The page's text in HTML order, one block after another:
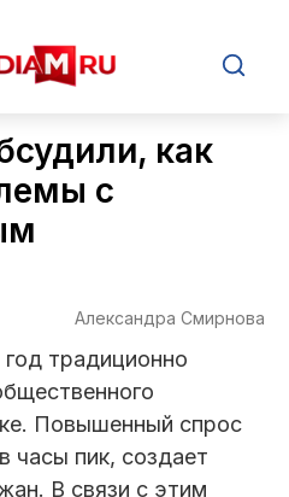
как
с
Александра Смирнова
традиционно
Повышенный спрос
часы пик, создает
В связи с этим